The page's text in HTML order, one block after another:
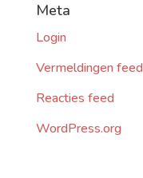
Meta
Login
Vermeldingen feed
Reacties feed
WordPress.org